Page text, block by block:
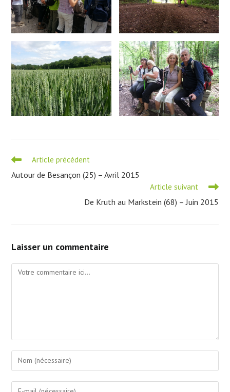
Read
articles
Article précédent
Autour de Besançon (25) – Avril 2015
Article suivant
De Kruth au Markstein (68) – Juin 2015
Laisser un commentaire
Comment
Enter
your
name
Enter